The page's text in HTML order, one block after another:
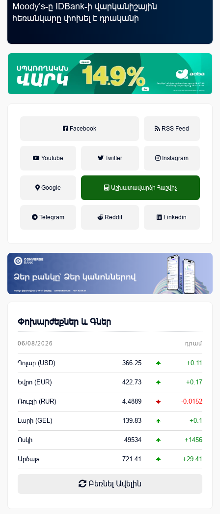
Moody’s-ը IDBank-ի վարկանիշային
հեռանկարը փոխել է դրականի
Facebook RSS Feed
Youtube Twitter Instagram
Google Աշխատավարձի Հաշվիչ
Telegram Reddit Linkedin
Փոխարժեքներ և Գներ
06/08/2026 դրամ
Դոլար (USD) 366.25 +0.11
Եվրո (EUR) 422.73 +0.17
Ռուբլի (RUR) 4.4889 -0.0152
Լարի (GEL) 139.83 +0.1
Ոսկի 49534 +1456
Արծաթ 721.41 +29.41
Բեռնել Ավելին